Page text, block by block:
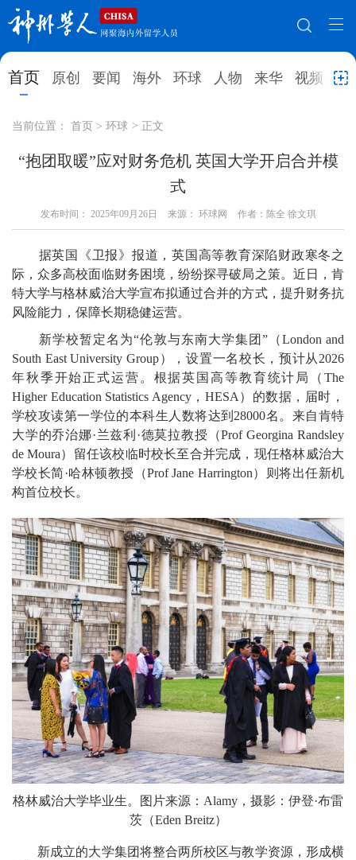
首页 原创 要闻 海外 环球 人物 来华 视频 教
网站地图
首页 原创
环球 人物 来华 视频
综合 深度 专题 实用信息
招聘信息 更多数据
当前位置： 首页 > 环球 > 正文
“抱团取暖”应对财务危机 英国大学开启合并模
式
发布时间： 2025年09月26日 来源： 环球网 作者：陈全 徐文琪
据英国《卫报》报道，英国高等教育深陷财政寒冬之
际，众多高校面临财务困境，纷纷探寻破局之策。近日，肯
特大学与格林威治大学宣布拟通过合并的方式，提升财务抗
风险能力，保障长期稳健运营。
新学校暂定名为“伦敦与东南大学集团”（London and
South East University Group），设置一名校长，预计从2026
年秋季开始正式运营。根据英国高等教育统计局（The
Higher Education Statistics Agency，HESA）的数据，届时，
学校攻读第一学位的本科生人数将达到28000名。来自肯特
大学的乔治娜·兰兹利·德莫拉教授（Prof Georgina Randsley
de Moura）留任该校临时校长至合并完成，现任格林威治大
学校长简·哈林顿教授（Prof Jane Harrington）则将出任新机
构首位校长。
格林威治大学毕业生。图片来源：Alamy，摄影：伊登·布雷
茨（Eden Breitz）
新成立的大学集团将整合两所校区与教学资源，形成横